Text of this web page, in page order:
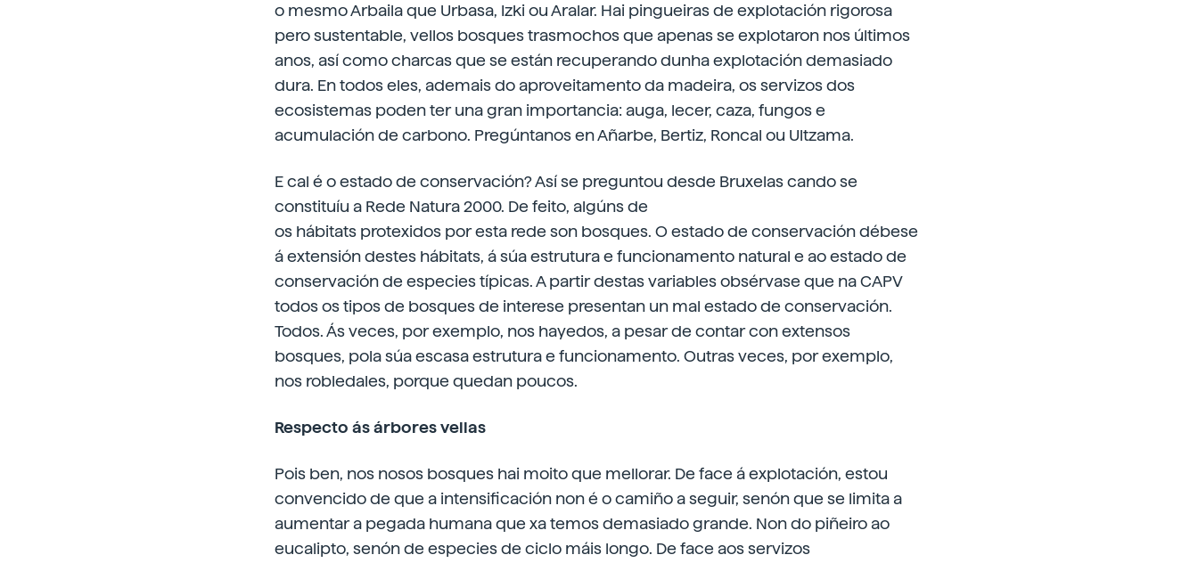
o mesmo Arbaila que Urbasa, Izki ou Aralar. Hai pingueiras de explotación rigorosa
pero sustentable, vellos bosques trasmochos que apenas se explotaron nos últimos
anos, así como charcas que se están recuperando dunha explotación demasiado
dura. En todos eles, ademais do aproveitamento da madeira, os servizos dos
ecosistemas poden ter una gran importancia: auga, lecer, caza, fungos e
acumulación de carbono. Pregúntanos en Añarbe, Bertiz, Roncal ou Ultzama.
E cal é o estado de conservación? Así se preguntou desde Bruxelas cando se
constituíu a Rede Natura 2000. De feito, algúns de
os hábitats protexidos por esta rede son bosques. O estado de conservación débese
á extensión destes hábitats, á súa estrutura e funcionamento natural e ao estado de
conservación de especies típicas. A partir destas variables obsérvase que na CAPV
todos os tipos de bosques de interese presentan un mal estado de conservación.
Todos. Ás veces, por exemplo, nos hayedos, a pesar de contar con extensos
bosques, pola súa escasa estrutura e funcionamento. Outras veces, por exemplo,
nos robledales, porque quedan poucos.
Respecto ás árbores vellas
Pois ben, nos nosos bosques hai moito que mellorar. De face á explotación, estou
convencido de que a intensificación non é o camiño a seguir, senón que se limita a
aumentar a pegada humana que xa temos demasiado grande. Non do piñeiro ao
eucalipto, senón de especies de ciclo máis longo. De face aos servizos